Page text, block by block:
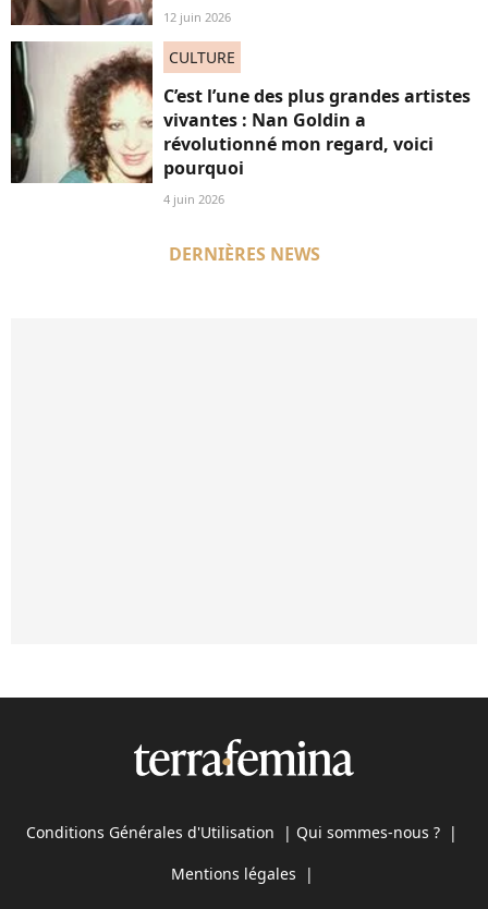
12 juin 2026
CULTURE
C’est l’une des plus grandes artistes
vivantes : Nan Goldin a
révolutionné mon regard, voici
pourquoi
4 juin 2026
DERNIÈRES NEWS
Conditions Générales d'Utilisation | Qui sommes-nous ? |
Mentions légales |